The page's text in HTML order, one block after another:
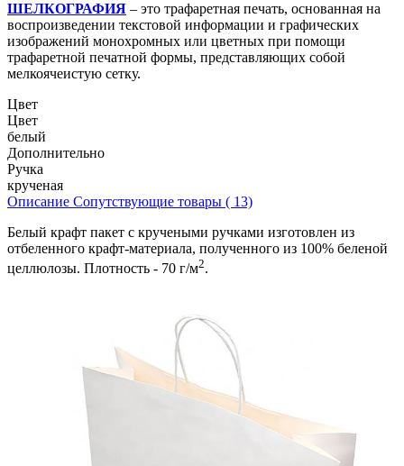
ШЕЛКОГРАФИЯ – это трафаретная печать, основанная на
воспроизведении текстовой информации и графических
изображений монохромных или цветных при помощи
трафаретной печатной формы, представляющих собой
мелкоячеистую сетку.
Цвет
Цвет
белый
Дополнительно
Ручка
крученая
Описание Сопутствующие товары ( 13)
Белый крафт пакет с кручеными ручками изготовлен из
отбеленного крафт-материала, полученного из 100% беленой
целлюлозы. Плотность - 70 г/м2.